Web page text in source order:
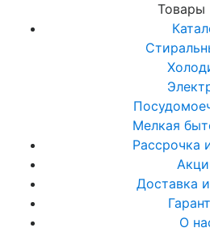
Товары
Мелкая
Рассрочка
Доставка
О